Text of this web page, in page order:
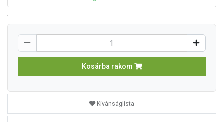
Kosárba rakom
Kívánságlista